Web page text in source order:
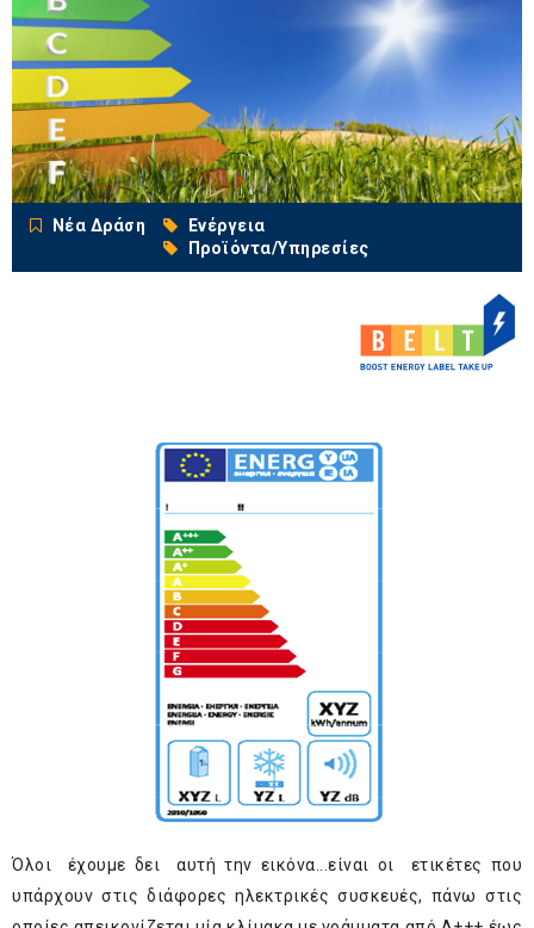
Νέα Δράση
Ενέργεια
Προϊόντα/Υπηρεσίες
Όλοι έχουμε δει αυτή την εικόνα...είναι οι ετικέτες που
υπάρχουν στις διάφορες ηλεκτρικές συσκευές, πάνω στις